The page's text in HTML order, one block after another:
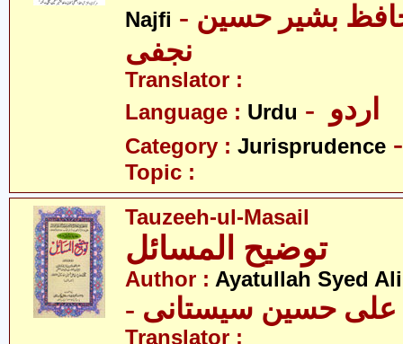
Najfi - آیت اللہ سیّد حافظ بشیر حسین
نجفی
Translator :
Language : Urdu
Category : Jurisprudence
Topic :
Tauzeeh-ul-Masail
توضیح المسائل
Author : Ayatullah Syed
علی حسین سیستانی
Translator :